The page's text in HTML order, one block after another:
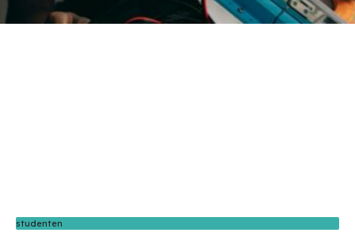
studenten